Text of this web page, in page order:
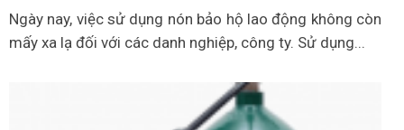
Ngày nay, việc sử dụng nón bảo hộ lao động không còn
mấy xa lạ đối với các danh nghiệp, công ty. Sử dụng...